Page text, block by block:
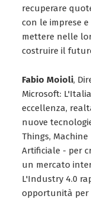
recuperare
con le imprese
mettere nelle
costruire il
Fabio Moioli,
Microsoft:
eccellenza,
nuove
Things,
Artificiale - per
un mercato
L'Industry 4.0
opportunità per